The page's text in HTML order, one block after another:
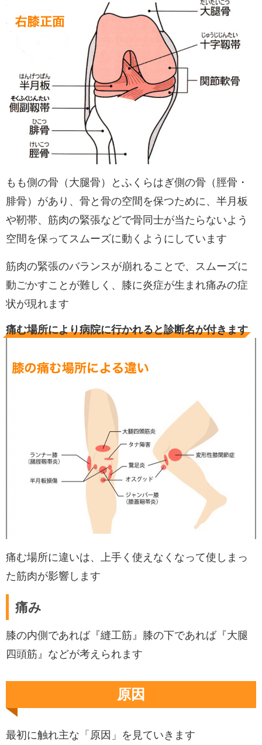
もも側の骨（大腿骨）とふくらはぎ側の骨（脛骨・
腓骨）があり、骨と骨の空間を保つために、半月板
や靭帯、筋肉の緊張などで骨同士が当たらないよう
空間を保ってスムーズに動くようにしています
筋肉の緊張のバランスが崩れることで、スムーズに
動ごかすことが難しく、膝に炎症が生まれ痛みの症
状が現れます
痛む場所により病院に行かれると診断名が付きます
痛む場所に違いは、上手く使えなくなって使しまっ
た筋肉が影響します
痛み
膝の内側であれば『縫工筋』膝の下であれば『大腿
四頭筋』などが考えられます
原因
最初に触れ主な「原因」を見ていきます